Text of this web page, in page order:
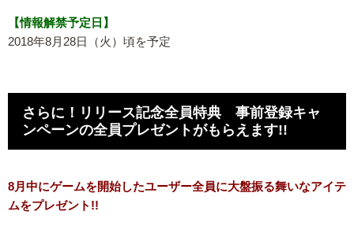
【情報解禁予定日】
2018年8月28日（火）頃を予定
さらに！リリース記念全員特典 事前登録キャ
ンペーンの全員プレゼントがもらえます!!
8月中にゲームを開始したユーザー全員に大盤振る舞いなアイテ
ムをプレゼント!!